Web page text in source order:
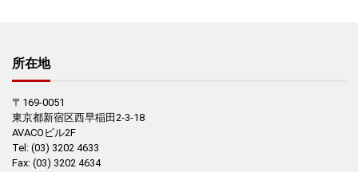
所在地
〒169-0051
東京都新宿区西早稲田2-3-18
AVACOビル2F
Tel: (03) 3202 4633
Fax: (03) 3202 4634